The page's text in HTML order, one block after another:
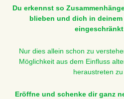
Du erkennst so
blieben und dich in
Nur dies allein schon zu
Möglichkeit aus dem Einfluss
heraustreten zu
Eröffne und schenke dir ganz